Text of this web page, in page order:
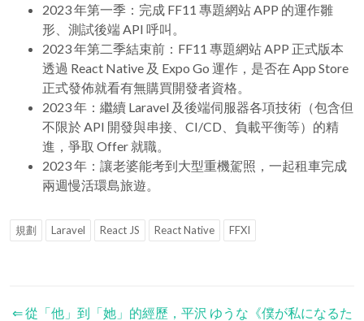
2023 年第一季：完成 FF11 專題網站 APP 的運作雛
形、測試後端 API 呼叫。
2023 年第二季結束前：FF11 專題網站 APP 正式版本
透過 React Native 及 Expo Go 運作，是否在 App Store
正式發佈就看有無購買開發者資格。
2023 年：繼續 Laravel 及後端伺服器各項技術（包含但
不限於 API 開發與串接、CI/CD、負載平衡等）的精
進，爭取 Offer 就職。
2023 年：讓老婆能考到大型重機駕照，一起租車完成
兩週慢活環島旅遊。
規劃 Laravel React JS React Native FFXI
⇐ 從「他」到「她」的經歷，平沢 ゆうな《僕が私になるた